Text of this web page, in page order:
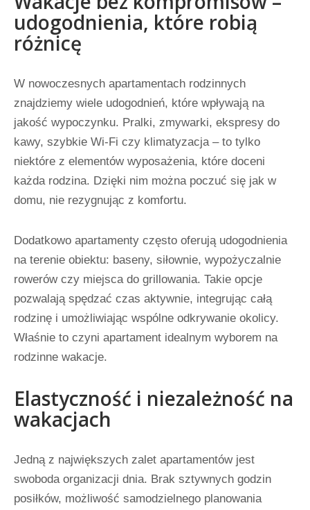
udogodnienia, które robią
różnicę
W nowoczesnych apartamentach rodzinnych
znajdziemy wiele udogodnień, które wpływają na
jakość wypoczynku. Pralki, zmywarki, ekspresy do
kawy, szybkie Wi-Fi czy klimatyzacja – to tylko
niektóre z elementów wyposażenia, które doceni
każda rodzina. Dzięki nim można poczuć się jak w
domu, nie rezygnując z komfortu.
Dodatkowo apartamenty często oferują udogodnienia
na terenie obiektu: baseny, siłownie, wypożyczalnie
rowerów czy miejsca do grillowania. Takie opcje
pozwalają spędzać czas aktywnie, integrując całą
rodzinę i umożliwiając wspólne odkrywanie okolicy.
Właśnie to czyni apartament idealnym wyborem na
rodzinne wakacje.
Elastyczność i niezależność na
wakacjach
Jedną z największych zalet apartamentów jest
swoboda organizacji dnia. Brak sztywnych godzin
posiłków, możliwość samodzielnego planowania